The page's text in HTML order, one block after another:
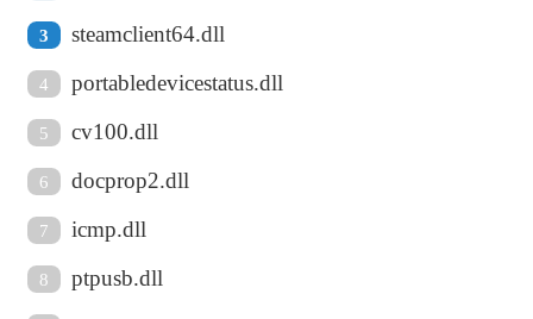
3 steamclient64.dll
4 portabledevicestatus.dll
5 cv100.dll
6 docprop2.dll
7 icmp.dll
8 ptpusb.dll